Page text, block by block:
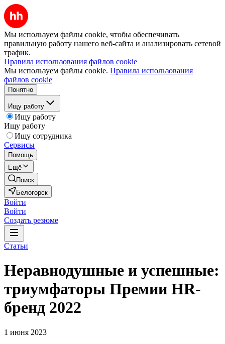
Мы используем файлы cookie, чтобы обеспечивать
правильную работу нашего веб-сайта и анализировать сетевой
трафик.
Правила использования файлов cookie
Мы используем файлы cookie. Правила использования
файлов cookie
Понятно
Ищу работу
Ищу работу
Ищу работу
Ищу сотрудника
Сервисы
Помощь
Ещё
Поиск
Белогорск
Войти
Войти
Создать резюме
Статьи
Неравнодушные и успешные:
триумфаторы Премии HR-
бренд 2022
1 июня 2023